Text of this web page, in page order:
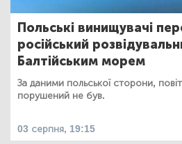
Польські винищувачі
російський
Балтійським морем
За даними польської сторони,
порушений не був.
03 серпня, 19:15